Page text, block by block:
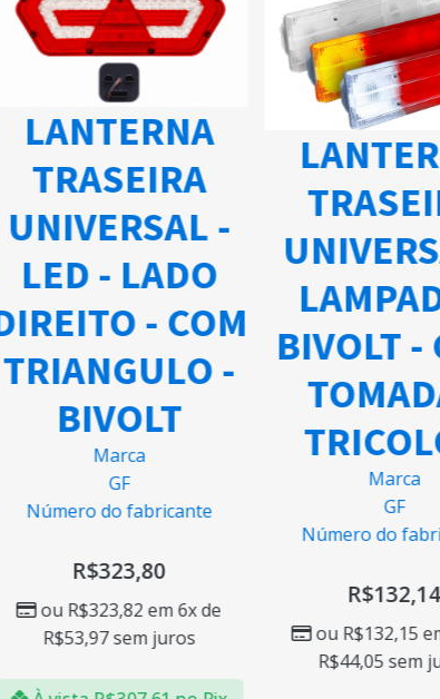
LANTERNA
TRASEIRA
UNIVERSAL -
LED - LADO
- COM
TRIANGULO -
BIVOLT
Marca
GF
Número do fabricante
R$323,80
ou R$323,82em 6x de
R$53,97sem juros
BIVOLT -
Marca
GF
Número do
R$132,14
ou R$132,15
R$44,05sem